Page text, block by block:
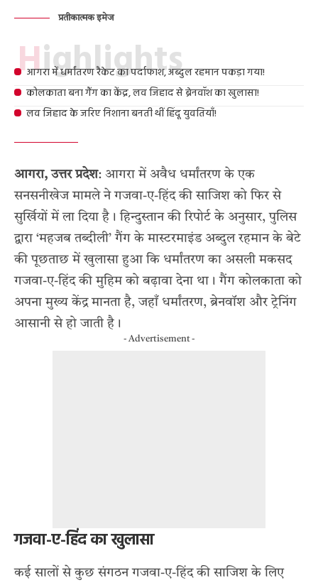
प्रतीकात्मक इमेज
Highlights
आगरा में धर्मांतरण रैकेट का पर्दाफाश, अब्दुल रहमान पकड़ा गया!
कोलकाता बना गैंग का केंद्र, लव जिहाद से ब्रेनवॉश का खुलासा!
लव जिहाद के जरिए निशाना बनती थीं हिंदू युवतियाँ!
आगरा, उत्तर प्रदेश: आगरा में अवैध धर्मांतरण के एक
सनसनीखेज मामले ने गजवा-ए-हिंद की साजिश को फिर से
सुर्खियों में ला दिया है। हिन्दुस्तान की रिपोर्ट के अनुसार, पुलिस
द्वारा ‘महजब तब्दीली’ गैंग के मास्टरमाइंड अब्दुल रहमान के बेटे
की पूछताछ में खुलासा हुआ कि धर्मांतरण का असली मकसद
गजवा-ए-हिंद की मुहिम को बढ़ावा देना था। गैंग कोलकाता को
अपना मुख्य केंद्र मानता है, जहाँ धर्मांतरण, ब्रेनवॉश और ट्रेनिंग
आसानी से हो जाती है।
- Advertisement -
गजवा-ए-हिंद का खुलासा
कई सालों से कुछ संगठन गजवा-ए-हिंद की साजिश के लिए